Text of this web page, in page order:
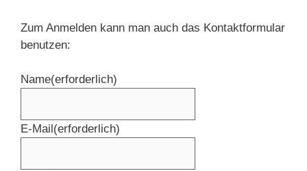
Zum Anmelden kann man auch das Kontaktformular
benutzen:
Name(erforderlich)
E-Mail(erforderlich)